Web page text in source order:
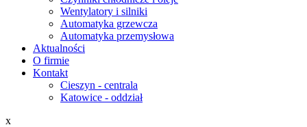
Wentylatory i silniki
Automatyka grzewcza
Automatyka przemysłowa
Aktualności
O firmie
Kontakt
Cieszyn - centrala
Katowice - oddział
x